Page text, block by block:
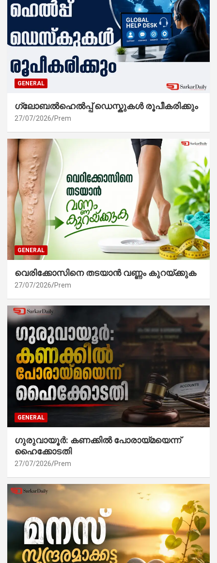
GENERAL
ഗ്ലോബൽഹെൽപ്പ് ഡെസ്കുകൾ രൂപീകരിക്കും
27/07/2026 Prem
GENERAL
വെരിക്കോസിനെ തടയാൻ വണ്ണം കുറയ്ക്കുക
27/07/2026 Prem
GENERAL
ഗുരുവായൂർ: കണക്കിൽ പോരായ്മയെന്ന്
ഹൈക്കോടതി
27/07/2026 Prem